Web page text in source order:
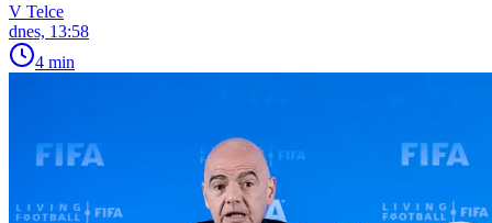
V Telce
dnes, 13:58
4 min